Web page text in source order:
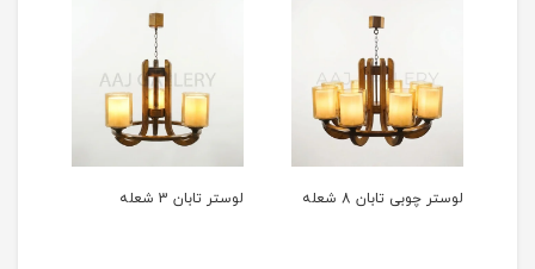
لوستر چوبی تابان 8 شعله لوستر تابان 3 شعله